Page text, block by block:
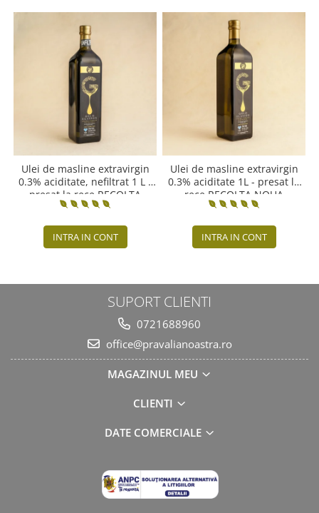
Ulei de masline extravirgin
0.3% aciditate, nefiltrat 1 L -
presat la rece RECOLTA
NOUA
INTRA IN CONT
Ulei de masline extravirgin
0.3% aciditate 1L - presat la
rece RECOLTA NOUA
INTRA IN CONT
SUPORT CLIENTI
0721688960
office@pravalianoastra.ro
MAGAZINUL MEU
CLIENTI
DATE COMERCIALE